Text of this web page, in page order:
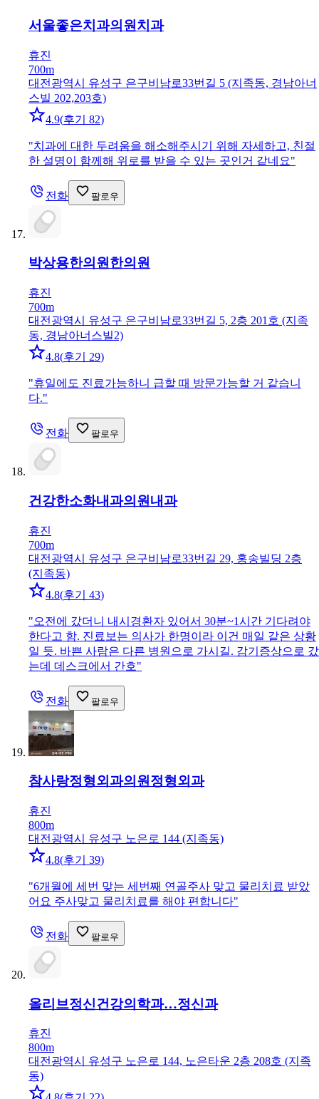
서울좋은치과의원 치과
휴진
700m
대전광역시 유성구 은구비남로33번길 5 (지족동, 경남아너
스빌 202,203호)
4.9(후기 82)
"치과에 대한 두려움을 해소해주시기 위해 자세하고, 친절
한 설명이 함께해 위로를 받을 수 있는 곳인거 같네요"
전화 팔로우
박상용한의원한의원
휴진
700m
대전광역시 유성구 은구비남로33번길 5, 2층 201호 (지족
동, 경남아너스빌2)
4.8(후기 29)
"휴일에도 진료가능하니 급할 때 방문가능할 거 같습니
다."
전화 팔로우
건강한소화내과의원 내과
휴진
700m
대전광역시 유성구 은구비남로33번길 29, 홍송빌딩 2층
(지족동)
4.8(후기 43)
"오전에 갔더니 내시경환자 있어서 30분~1시간 기다려야
한다고 함. 진료보는 의사가 한명이라 이건 매일 같은 상황
일 듯. 바쁜 사람은 다른 병원으로 가시길. 감기증상으로 갔
는데 데스크에서 간호"
전화 팔로우
참사랑정형외과의원정형외과
휴진
800m
대전광역시 유성구 노은로 144 (지족동)
4.8(후기 39)
"6개월에 세번 맞는 세번째 연골주사 맞고 물리치료 받았
어요 주사맞고 물리치료를 해야 편합니다"
전화 팔로우
올리브정신건강의학과…정신과
휴진
800m
대전광역시 유성구 노은로 144, 노은타운 2층 208호 (지족
동)